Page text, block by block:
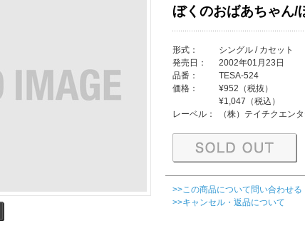
ぼくのおばあちゃん/
形式：
シングル / カセット
発売日：
2002年01月23日
品番：
TESA-524
価格：
¥952（税抜）
¥1,047（税込）
レーベル：
（株）テイチクエン
>>この商品について問い合わせる
>>キャンセル・返品について